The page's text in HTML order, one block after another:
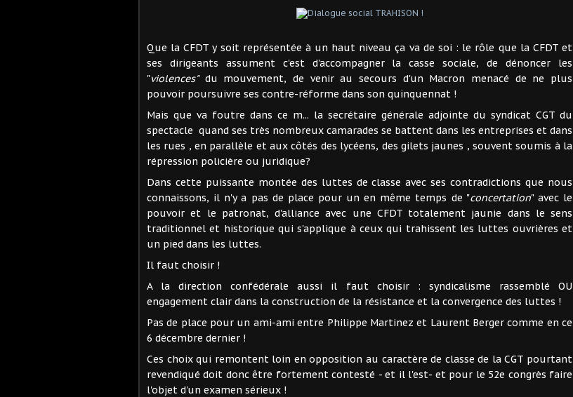
Que la CFDT y soit représentée à un haut niveau ça va de soi : le rôle que la CFDT et
ses dirigeants assument c'est d'accompagner la casse sociale, de dénoncer les
"violences"du mouvement, de venir au secours d'un Macron menacé de ne plus
pouvoir poursuivre ses contre-réforme dans son quinquennat !
Mais que va foutre dans ce m... la secrétaire générale adjointe du syndicat CGT du
spectacle quand ses très nombreux camarades se battent dans les entreprises et dans
les rues , en parallèle et aux côtés des lycéens, des gilets jaunes , souvent soumis à la
répression policière ou juridique?
Dans cette puissante montée des luttes de classe avec ses contradictions que nous
connaissons, il n'y a pas de place pour un en même temps de "concertation" avec le
pouvoir et le patronat, d'alliance avec une CFDT totalement jaunie dans le sens
traditionnel et historique qui s'applique à ceux qui trahissent les luttes ouvrières et
un pied dans les luttes.
Il faut choisir !
A la direction confédérale aussi il faut choisir : syndicalisme rassemblé OU
engagement clair dans la construction de la résistance et la convergence des luttes !
Pas de place pour un ami-ami entre Philippe Martinez et Laurent Berger comme en ce
6 décembre dernier !
Ces choix qui remontent loin en opposition au caractère de classe de la CGT pourtant
revendiqué doit donc être fortement contesté - et il l'est- et pour le 52e congrès faire
l'objet d'un examen sérieux !